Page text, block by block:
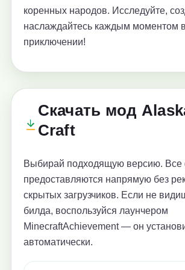
коренных народов. Исследуйте,
наслаждайтесь каждым моментом
приключении!
Скачать мод
Craft
Выбирай подходящую версию.
предоставляются напрямую без
скрытых загрузчиков. Если не
билда, воспользуйся лаунчером
MinecraftAchievement — он
автоматически.